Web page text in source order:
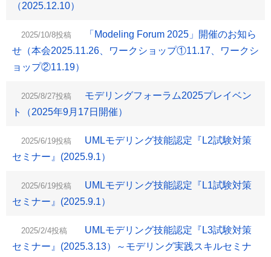
（2025.12.10）
2025/10/8投稿
「Modeling Forum 2025」開催のお知ら
せ（本会2025.11.26、ワークショップ①11.17、ワークシ
ョップ②11.19）
2025/8/27投稿
モデリングフォーラム2025プレイベン
ト（2025年9月17日開催）
2025/6/19投稿
UMLモデリング技能認定『L2試験対策
セミナー』(2025.9.1）
2025/6/19投稿
UMLモデリング技能認定『L1試験対策
セミナー』(2025.9.1）
2025/2/4投稿
UMLモデリング技能認定『L3試験対策
セミナー』(2025.3.13）～モデリング実践スキルセミナ